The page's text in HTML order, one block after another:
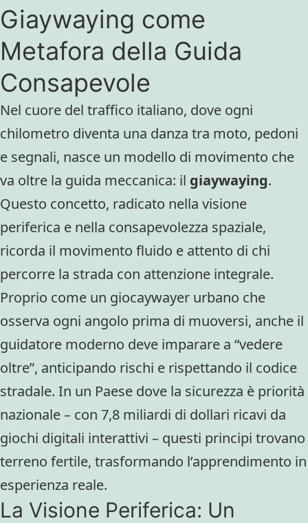
Giaywaying come
Metafora della Guida
Consapevole
Nel cuore del traffico italiano, dove ogni
chilometro diventa una danza tra moto, pedoni
e segnali, nasce un modello di movimento che
va oltre la guida meccanica: il giaywaying.
Questo concetto, radicato nella visione
periferica e nella consapevolezza spaziale,
ricorda il movimento fluido e attento di chi
percorre la strada con attenzione integrale.
Proprio come un giocaywayer urbano che
osserva ogni angolo prima di muoversi, anche il
guidatore moderno deve imparare a “vedere
oltre”, anticipando rischi e rispettando il codice
stradale. In un Paese dove la sicurezza è priorità
nazionale – con 7,8 miliardi di dollari ricavi da
giochi digitali interattivi – questi principi trovano
terreno fertile, trasformando l’apprendimento in
esperienza reale.
La Visione Periferica: Un